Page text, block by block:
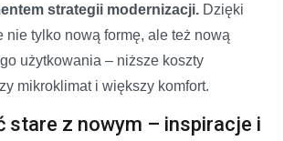
strategii modernizacji. Dzięki
nie tylko nową formę, ale też nową
użytkowania – niższe koszty
mikroklimat i większy komfort.
stare z nowym – inspiracje i